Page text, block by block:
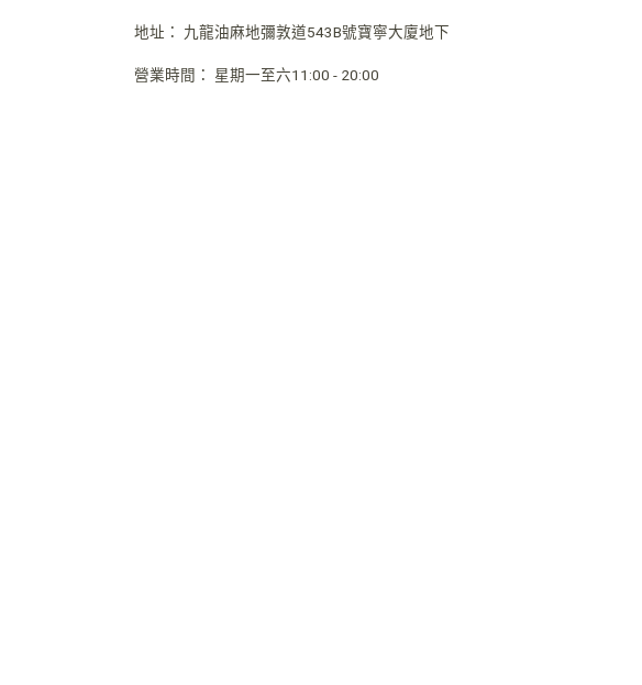
地址： 九龍油麻地彌敦道543B號寶寧大廈地下
營業時間 ： 星期一至六11:00 - 20:00